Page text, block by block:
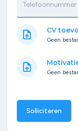
Telefoonnummer
upload_file CV
Geen
upload_file Geen
Solliciteren